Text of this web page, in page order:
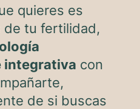
quieres es
de tu fertilidad,
integrativa con
de si buscas